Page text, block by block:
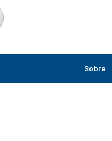
Sobre